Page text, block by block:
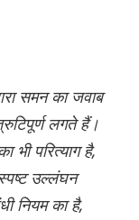
समन का जवाब
लगते हैं।
भी परित्याग है,
उल्लंघन
नियम का है,